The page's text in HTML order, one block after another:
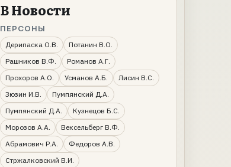
В Новости
ПЕРСОНЫ
Дерипаска О.В.
Потанин В.О.
Рашников В.Ф.
Романов А.Г.
Прохоров А.О.
Усманов А.Б.
Лисин В.С.
Зюзин И.В.
Пумпянский Д.А.
Пумпянский Д.А.
Кузнецов Б.С.
Морозов А.А.
Вексельберг В.Ф.
Абрамович Р.А.
Федоров А.В.
Стржалковский В.И.